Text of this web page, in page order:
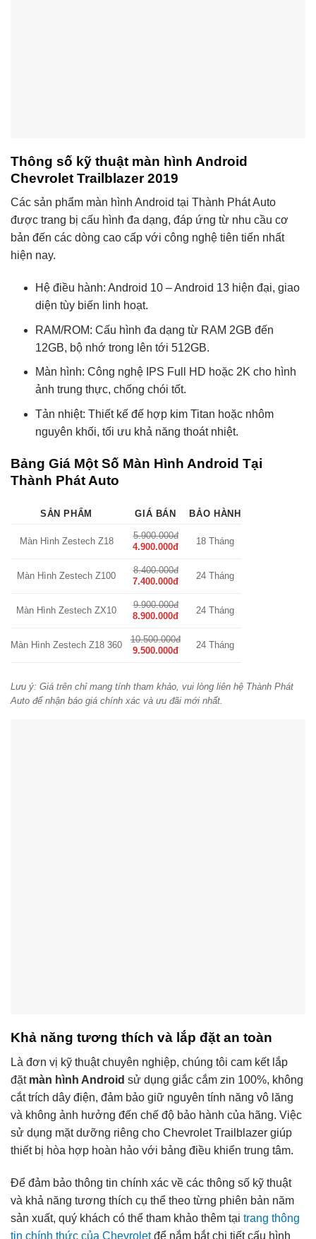
Thông số kỹ thuật màn hình Android
Chevrolet Trailblazer 2019
Các sản phẩm màn hình Android tại Thành Phát Auto
được trang bị cấu hình đa dạng, đáp ứng từ nhu cầu cơ
bản đến các dòng cao cấp với công nghệ tiên tiến nhất
hiện nay.
Hệ điều hành: Android 10 – Android 13 hiện đại, giao
diện tùy biến linh hoạt.
RAM/ROM: Cấu hình đa dạng từ RAM 2GB đến
12GB, bộ nhớ trong lên tới 512GB.
Màn hình: Công nghệ IPS Full HD hoặc 2K cho hình
ảnh trung thực, chống chói tốt.
Tản nhiệt: Thiết kế đế hợp kim Titan hoặc nhôm
nguyên khối, tối ưu khả năng thoát nhiệt.
Bảng Giá Một Số Màn Hình Android Tại
Thành Phát Auto
SẢN PHẨM GIÁ BÁN BẢO HÀNH
Màn Hình Zestech Z18
5.900.000đ
4.900.000đ
18 Tháng
Màn Hình Zestech Z100
8.400.000đ
7.400.000đ
24 Tháng
Màn Hình Zestech ZX10
9.900.000đ
8.900.000đ
24 Tháng
Màn Hình Zestech Z18 360
10.500.000đ
9.500.000đ
24 Tháng
Lưu ý: Giá trên chỉ mang tính tham khảo, vui lòng liên hệ Thành Phát
Auto để nhận báo giá chính xác và ưu đãi mới nhất.
Khả năng tương thích và lắp đặt an toàn
Là đơn vị kỹ thuật chuyên nghiệp, chúng tôi cam kết lắp
đặt màn hình Android sử dụng giắc cắm zin 100%, không
cắt trích dây điện, đảm bảo giữ nguyên tính năng vô lăng
và không ảnh hưởng đến chế độ bảo hành của hãng. Việc
sử dụng mặt dưỡng riêng cho Chevrolet Trailblazer giúp
thiết bị hòa hợp hoàn hảo với bảng điều khiển trung tâm.
Để đảm bảo thông tin chính xác về các thông số kỹ thuật
và khả năng tương thích cụ thể theo từng phiên bản năm
sản xuất, quý khách có thể tham khảo thêm tại trang thông
tin chính thức của Chevroletđể nắm bắt chi tiết cấu hình